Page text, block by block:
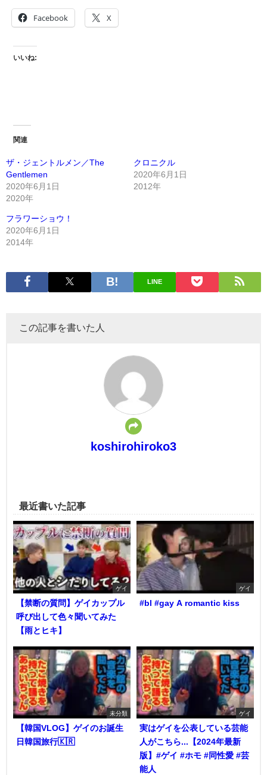
Facebook X
いいね:
関連
ザ・ジェントルメン／The
Gentlemen
2020年6月1日
2020年
クロニクル
2020年6月1日
2012年
フラワーショウ！
2020年6月1日
2014年
LINE
この記事を書いた人
koshirohiroko3
最近書いた記事
ゲイ
【禁断の質問】ゲイカップル
呼び出して色々聞いてみた
【雨とヒキ】
ゲイ
#bl #gay A romantic kiss
未分類
【韓国VLOG】ゲイのお誕生
日韓国旅行🇰🇷
ゲイ
実はゲイを公表している芸能
人がこちら...【2024年最新
版】#ゲイ #ホモ #同性愛 #芸
能人